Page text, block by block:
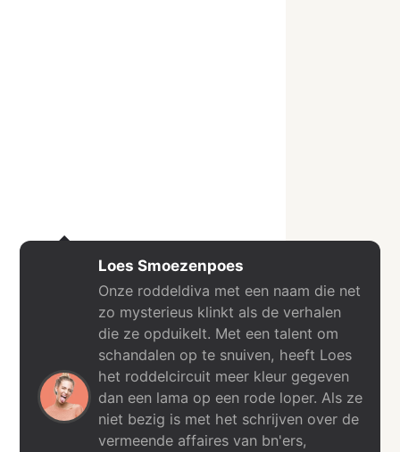
Loes Smoezenpoes
Onze roddeldiva met een naam die net
zo mysterieus klinkt als de verhalen
die ze opduikelt. Met een talent om
schandalen op te snuiven, heeft Loes
het roddelcircuit meer kleur gegeven
dan een lama op een rode loper. Als ze
niet bezig is met het schrijven over de
vermeende affaires van bn'ers,